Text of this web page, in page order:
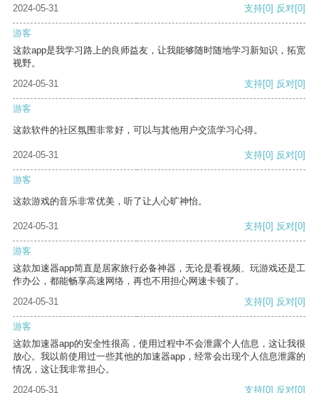
2024-05-31
支持[0] 反对[0]
游客
这款app是我学习路上的良师益友，让我能够随时随地学习新知识，拓宽
视野。
2024-05-31
支持[0] 反对[0]
游客
这款软件的社区氛围非常好，可以与其他用户交流学习心得。
2024-05-31 支持[0] 反对[0]
游客
这款游戏的音乐非常优美，听了让人心旷神怡。
2024-05-31 支持[0] 反对[0]
游客
这款加速器app简直是居家旅行必备神器，无论是看视频、玩游戏还是工
作办公，都能畅享高速网络，再也不用担心网速卡顿了。
2024-05-31
支持[0] 反对[0]
游客
这款加速器app的安全性很高，使用过程中不会泄露个人信息，这让我很
放心。我以前使用过一些其他的加速器app，经常会出现个人信息泄露的
情况，这让我非常担心。
2024-05-31
支持[0] 反对[0]